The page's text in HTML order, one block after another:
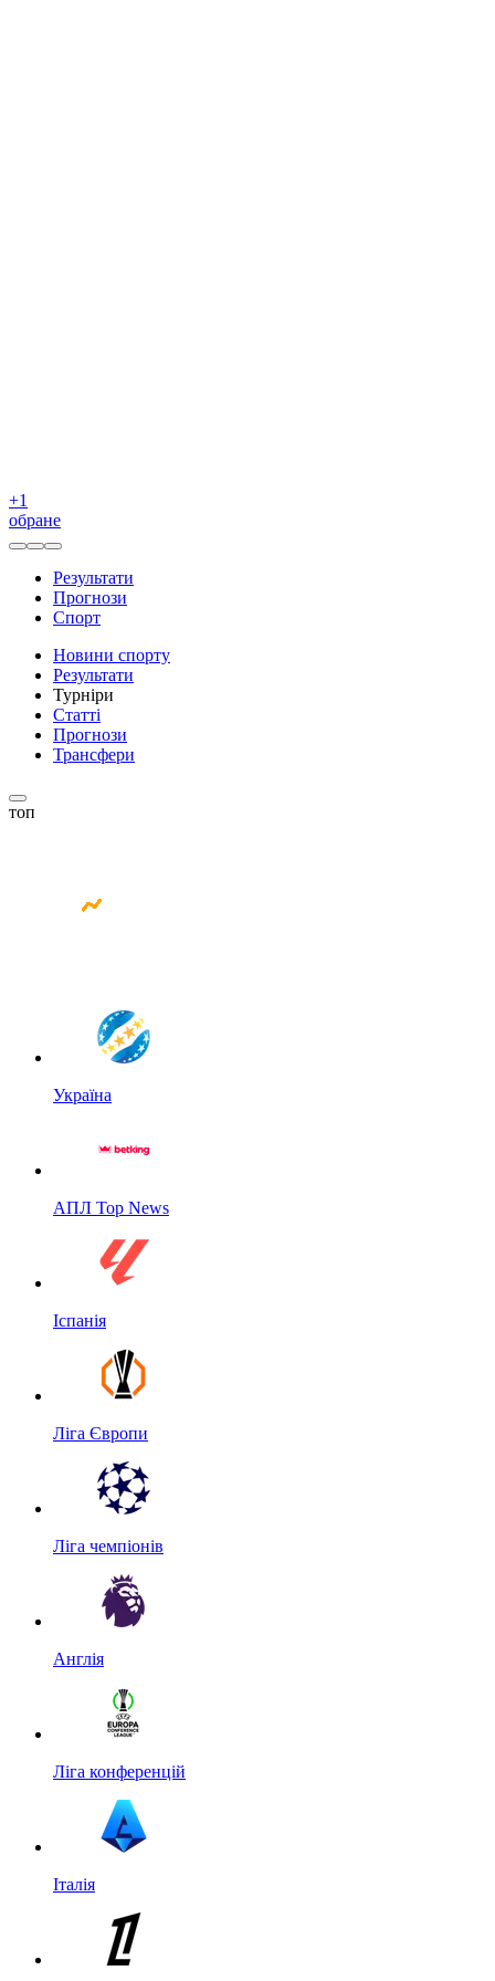
+1
обране
Результати
Прогнози
Спорт
Новини спорту
Результати
Турніри
Статті
Прогнози
Трансфери
топ
Україна
АПЛ Top News
Іспанія
Ліга Європи
Ліга чемпіонів
Англія
Ліга конференцій
Італія